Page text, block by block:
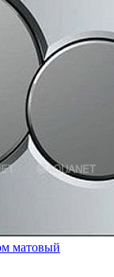
матовый